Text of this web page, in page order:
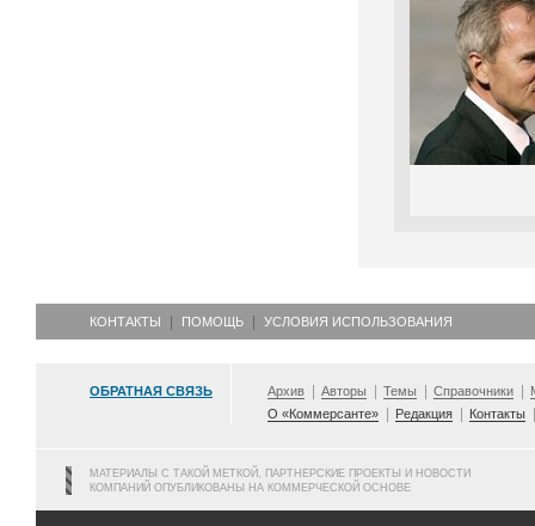
КОНТАКТЫ ПОМОЩЬ УСЛОВИЯ ИСПОЛЬЗОВАНИЯ
ОБРАТНАЯ СВЯЗЬ Архив Авторы Темы Справочники
О «Коммерсанте»
Редакция Контакты
МАТЕРИАЛЫ С ТАКОЙ МЕТКОЙ, ПАРТНЕРСКИЕ ПРОЕКТЫ И НОВОСТИ
КОМПАНИЙ ОПУБЛИКОВАНЫ НА КОММЕРЧЕСКОЙ ОСНОВЕ